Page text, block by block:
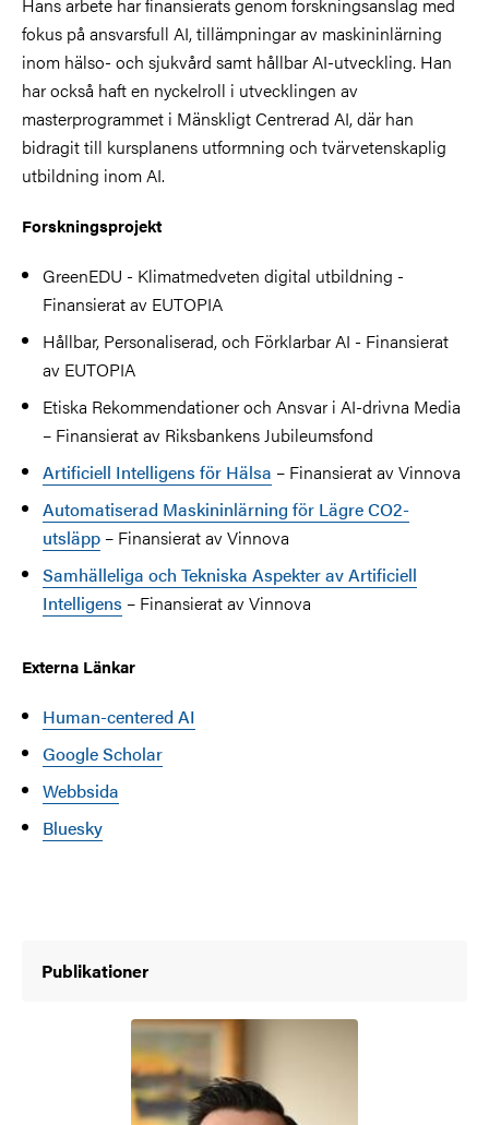
fokus på ansvarsfull AI, tillämpningar av maskininlärning
inom hälso- och sjukvård samt hållbar AI-utveckling. Han
har också haft en nyckelroll i utvecklingen av
masterprogrammet i Mänskligt Centrerad AI, där han
bidragit till kursplanens utformning och tvärvetenskaplig
utbildning inom AI.
Forskningsprojekt
GreenEDU - Klimatmedveten digital utbildning -
Finansierat av EUTOPIA
Hållbar, Personaliserad, och Förklarbar AI - Finansierat
av EUTOPIA
Etiska Rekommendationer och Ansvar i AI-drivna Media
– Finansierat av Riksbankens Jubileumsfond
Artificiell Intelligens för Hälsa – Finansierat av Vinnova
Automatiserad Maskininlärning för Lägre CO2-
utsläpp – Finansierat av Vinnova
Samhälleliga och Tekniska Aspekter av Artificiell
Intelligens – Finansierat av Vinnova
Externa Länkar
Human-centered AI
Google Scholar
Webbsida
Bluesky
Publikationer